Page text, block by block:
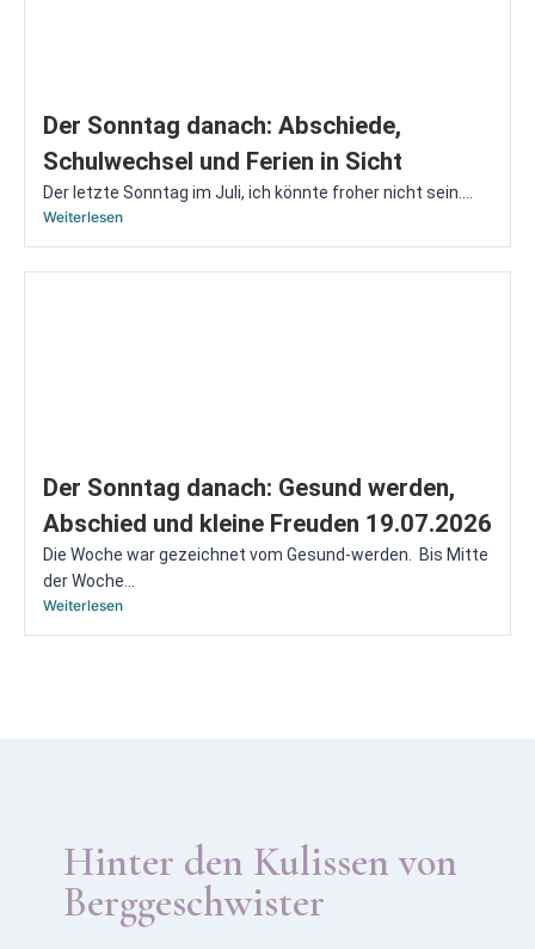
Der Sonntag danach: Abschiede,
Schulwechsel und Ferien in Sicht
Der letzte Sonntag im Juli, ich könnte froher nicht sein....
Weiterlesen
Der Sonntag danach: Gesund werden,
Abschied und kleine Freuden 19.07.2026
Die Woche war gezeichnet vom Gesund-werden. Bis Mitte
der Woche...
Weiterlesen
Hinter den Kulissen von
Berggeschwister